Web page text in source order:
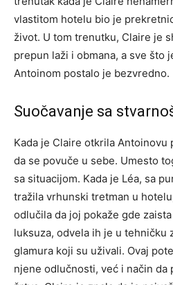
vlastitom hotelu bio je
život. U tom trenutku, Claire je
prepun laži i obmana, a sve što
Antoinom postalo je bezvredno.
Suočavanje sa
Kada je Claire otkrila Antoinovu
da se povuče u sebe. Umesto
sa situacijom. Kada je Léa, sa
tražila vrhunski tretman u
odlučila da joj pokaže gde
luksuza, odvela ih je u tehničku
glamura koji su uživali. Ovaj
njene odlučnosti, već i način da